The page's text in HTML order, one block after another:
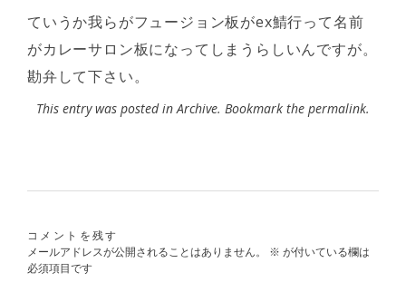
ていうか我らがフュージョン板がex鯖行って名前
がカレーサロン板になってしまうらしいんですが。
勘弁して下さい。
This entry was posted inArchive. Bookmark the permalink.
コメントを残す
メールアドレスが公開されることはありません。
※ が付いている欄は
必須項目です